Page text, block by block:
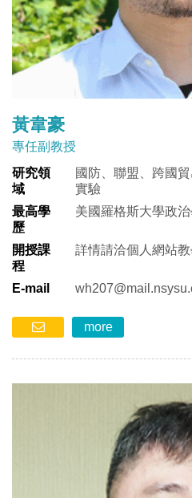
黃韋豪
專任副教授
研究領
域
國防、聯盟、跨國
實驗
最高學
歷
美國羅格斯大學政
開授課
程
詳情請洽個人網站
E-mail
more